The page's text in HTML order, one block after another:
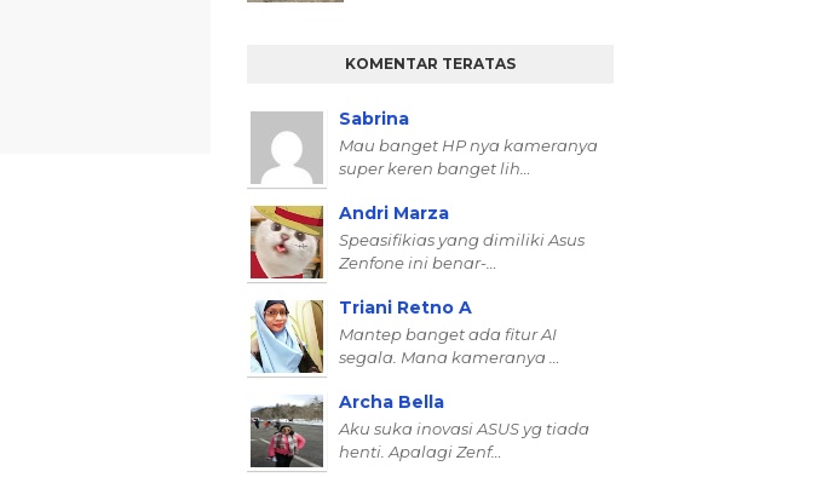
KOMENTAR TERATAS
Sabrina
Mau banget HP nya kameranya
super keren banget lih…
Andri Marza
Speasifikias yang dimiliki Asus
Zenfone ini benar-…
Triani Retno A
Mantep banget ada fitur AI
segala. Mana kameranya …
Archa Bella
Aku suka inovasi ASUS yg tiada
henti. Apalagi Zenf…